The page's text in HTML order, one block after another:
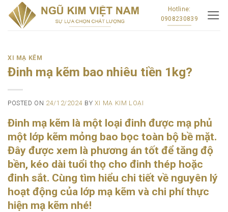
Skip
Hotline:
0908230839
XI MẠ KẼM
Đinh mạ kẽm bao nhiêu tiền 1kg?
POSTED ON 24/12/2024 BY XI MẠ KIM LOẠI
Đinh mạ kẽm là một loại đinh được mạ phủ
một lớp kẽm mỏng bao bọc toàn bộ bề mặt.
Đây được xem là phương án tốt để tăng độ
bền, kéo dài tuổi thọ cho đinh thép hoặc
đinh sắt. Cùng tìm hiểu chi tiết về nguyên lý
hoạt động của lớp mạ kẽm và chi phí thực
hiện mạ kẽm nhé!